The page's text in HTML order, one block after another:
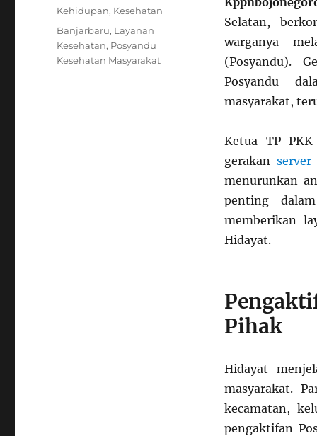
Selatan,
warganya
(Posyandu).
Posyandu
masyarakat,
Ketua TP
gerakan server
menurunkan
penting
memberikan
Hidayat.
Pihak
Hidayat
masyarakat.
kecamatan,
pengaktifan
Categories
Kehidupan, Kesehatan
Tags
Banjarbaru, Layanan
Kesehatan, Posyandu
Kesehatan Masyarakat